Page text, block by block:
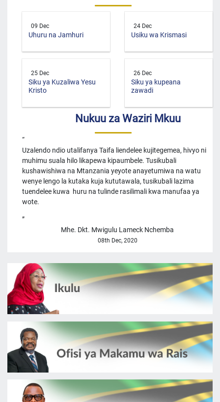
09 Dec
Uhuru na Jamhuri
24 Dec
Usiku wa Krismasi
25 Dec
Siku ya Kuzaliwa Yesu
Kristo
26 Dec
Siku ya kupeana
zawadi
Nukuu za Waziri Mkuu
Uzalendo ndio utalifanya Taifa liendelee kujitegemea, hivyo ni
muhimu suala hilo likapewa kipaumbele. Tusikubali
kushawishiwa na Mtanzania yeyote anayetumiwa na watu
wenye lengo la kutaka kuja kututawala, tusikubali lazima
tuendelee kuwa huru na tulinde rasilimali kwa manufaa ya
wote.
Mhe. Dkt. Mwigulu Lameck Nchemba
08th Dec, 2020